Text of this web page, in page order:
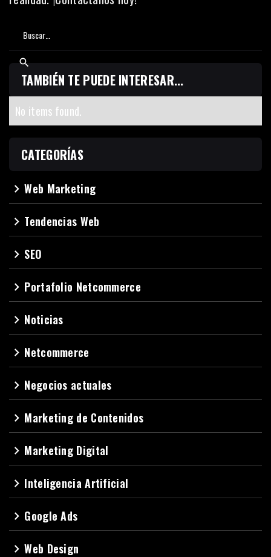
TAMBIÉN TE PUEDE INTERESAR...
No items found.
CATEGORÍAS
navigate_nextWeb Marketing
navigate_next Tendencias Web
navigate_next SEO
navigate_next Portafolio Netcommerce
navigate_next Noticias
navigate_next Netcommerce
navigate_next Negocios actuales
navigate_next Marketing de Contenidos
navigate_next Marketing Digital
navigate_next Inteligencia Artificial
navigate_next Google Ads
navigate_nextWeb Design